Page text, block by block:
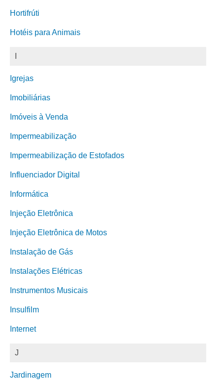
Hortifrúti
Hotéis para Animais
Igrejas
Imobiliárias
Imóveis à Venda
Impermeabilização
Impermeabilização de Estofados
Influenciador Digital
Informática
Injeção Eletrônica
Injeção Eletrônica de Motos
Instalação de Gás
Instalações Elétricas
Instrumentos Musicais
Insulfilm
Internet
J
Jardinagem